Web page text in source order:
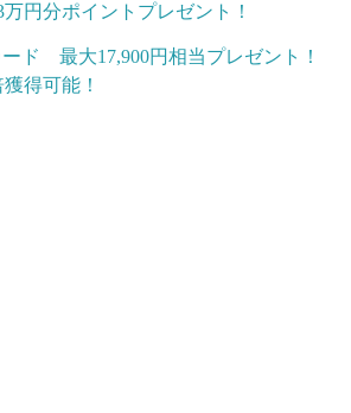
円分ポイントプレゼント！
ード 最大17,900円相当プレゼント！
得可能！